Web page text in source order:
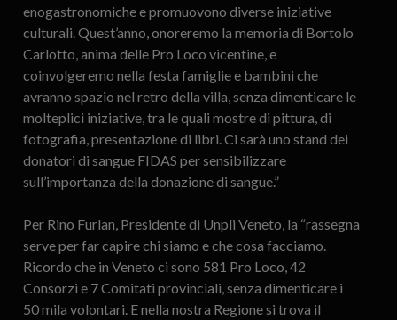
enogastronomiche e promuovono diverse iniziative
culturali. Quest’anno, onoreremo la memoria di Bortolo
Carlotto, anima delle Pro Loco vicentine, e
coinvolgeremo nella festa famiglie e bambini che
avranno spazio nel retro della villa, senza dimenticare le
molteplici iniziative, tra le quali mostre di pittura, di
fotografia, presentazione di libri. Ci sarà uno stand dei
donatori di sangue FIDAS per sensibilizzare
sull’importanza della donazione di sangue.”
Per Rino Furlan, Presidente di Unpli Veneto, la “rassegna
serve per far capire chi siamo e che cosa facciamo.
Ricordo che in Veneto ci sono 581 Pro Loco, 42
Consorzi e 7 Comitati provinciali, senza dimenticare i
50 mila volontari. E nella nostra Regione si trova il